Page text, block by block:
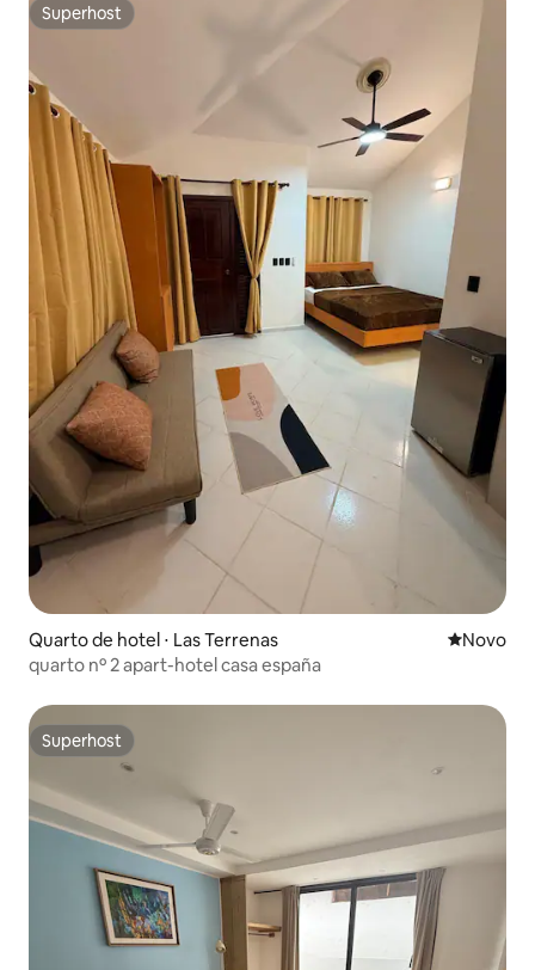
Superhost
Superhost
Quarto de hotel ⋅ Las Terrenas Novo
Novo
quarto nº 2 apart-hotel casa españa
Superhost
Superhost